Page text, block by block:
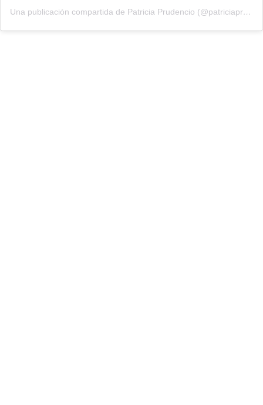
Una publicación compartida de Patricia Prudencio (@patriciaprudencio98)